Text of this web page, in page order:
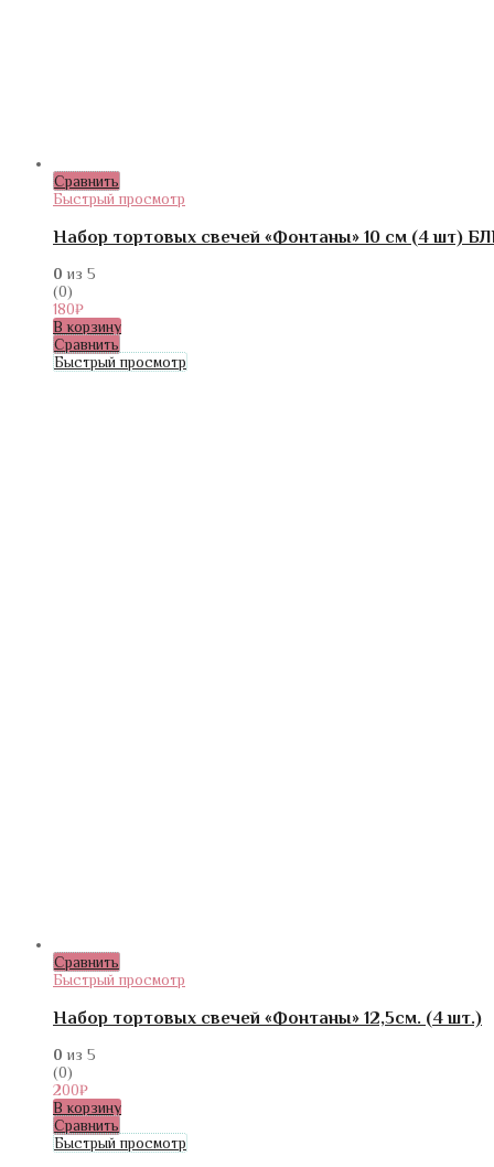
Сравнить
Быстрый просмотр
Набор тортовых свечей «Фонтаны» 10 см (4 шт)
0 из 5
(0)
180₽
В корзину
Сравнить
Быстрый просмотр
Сравнить
Быстрый просмотр
Набор тортовых свечей «Фонтаны» 12,5см. (4 шт.)
0 из 5
(0)
200₽
В корзину
Сравнить
Быстрый просмотр